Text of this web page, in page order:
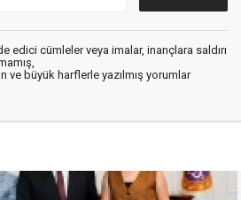
edici cümleler veya imalar, inançlara saldırı
ve büyük harflerle yazılmış yorumlar